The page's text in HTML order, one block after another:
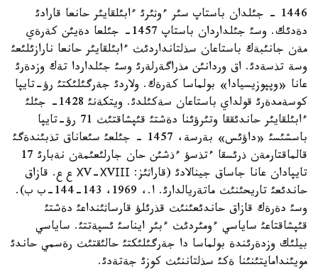
1446 - جئلدان باستاپ سئر ءوثئرئ ءابئلقايئر حانعا قارادئ
دةدئك. وسئ جئلداردان باستاپ 1457- جئلعا دةيئن كةرةي
مةن جانئبةك باستاعان سذلتانداردئث ءابئلقايئر حانعا نارازئلئعئ
وسة تذسةدئ. اق وردانئن مذراگةرلةرئ وسئ جئلداردا تةك وزدةرئ
عانا «وپپوزيسيادا» بولماسا كةرةك. ولاردئ جةرگئلئكتئ رؤ-تايپا
كوسةمدةرئ قولداي باستاعان سةكئلدئ. ويتكةنئ 1428- جئلئ
ءابئلقايئر حاندئققا وتئرؤئنا دةشتئ قئپشاقتئث 71 رؤ-تايپا
باسشئسئ «داؤئس» بةرسة، 1457 - جئلعئ سئعاناق تذبئندةگئ
قالماقتارمةن ذرئسقا ءتذسؤ ءذشئن حان جارلئعئمةن نةبارئ 17
تايپادان عانا جاساق جينالادئ (قاراثئز: ХV-ХVІІІ ع ع. قازاق
حاندئعئ تاريحئنئث ماتةريالدارئ. ا.، 1969، 143-144-ب ب).
وسئ دةرةك قازاق حاندئعئنئث قذرئلؤ قارساثئنداعئ دةشتئ
قئپشاقتاعئ ساياسي ءومئردئث ءبئر ايناسئ ئسپةتتئ. ساياسي
بيلئك وزدةرئندة بولماسا دا جةرگئلئكتئ حالئقتئث رةسمي حاندئ
مويئندامايتئنئنا ةكئ سذلتاننئث كوزئ جةتةدئ.